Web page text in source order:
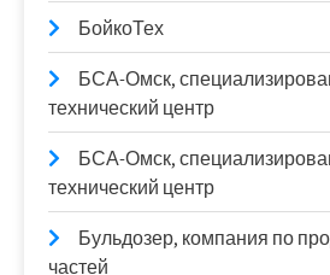
БойкоТех
БСА-Омск,
технический центр
БСА-Омск,
технический центр
Бульдозер, компания по
частей